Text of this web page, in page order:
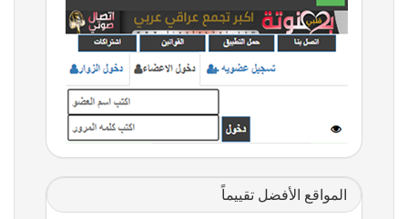
المواقع الأفضل تقييماً